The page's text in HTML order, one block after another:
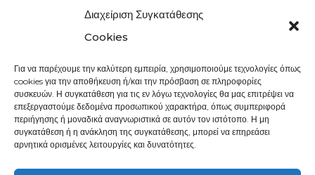
Διαχείριση Συγκατάθεσης
Cookies
Για να παρέχουμε την καλύτερη εμπειρία, χρησιμοποιούμε τεχνολογίες όπως
cookies για την αποθήκευση ή/και την πρόσβαση σε πληροφορίες
συσκευών. Η συγκατάθεση για τις εν λόγω τεχνολογίες θα μας επιτρέψει να
επεξεργαστούμε δεδομένα προσωπικού χαρακτήρα, όπως συμπεριφορά
περιήγησης ή μοναδικά αναγνωριστικά σε αυτόν τον ιστότοπο. Η μη
συγκατάθεση ή η ανάκληση της συγκατάθεσης, μπορεί να επηρεάσει
αρνητικά ορισμένες λειτουργίες και δυνατότητες.
ΣΤΟΙΧΕΊΑ ΕΠΙΚΟΙΝΩΝΊΑΣ
info@gowithraw.gr
24310 35062
Δευ. - Παρ. 08:00 - 20:00